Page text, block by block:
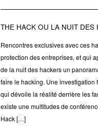
THE HACK OU LA NUIT DES
Rencontres exclusives avec ces
protection des entreprises, et qui
de la nuit des hackers un
faire le hacking. Une investigation
qui dévoile la réalité derrière les
existe une multitudes de
Hack […]